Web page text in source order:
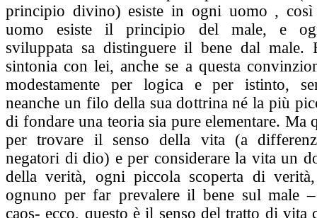
principio divino) esiste in ogni uomo ,
uomo esiste il principio del male, e
sviluppata sa distinguere il bene dal
sintonia con lei, anche se a questa
modestamente per logica e per istinto,
neanche un filo della sua dottrina né la più
di fondare una teoria sia pure elementare. Ma
per trovare il senso della vita (a
negatori di dio) e per considerare la vita un
della verità, ogni piccola scoperta di
ognuno per far prevalere il bene sul male
caos- ecco, questo è il senso del tratto di vita